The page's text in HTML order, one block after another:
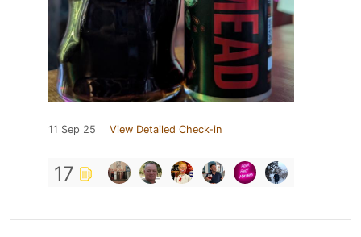
11 Sep 25 View Detailed Check-in
17